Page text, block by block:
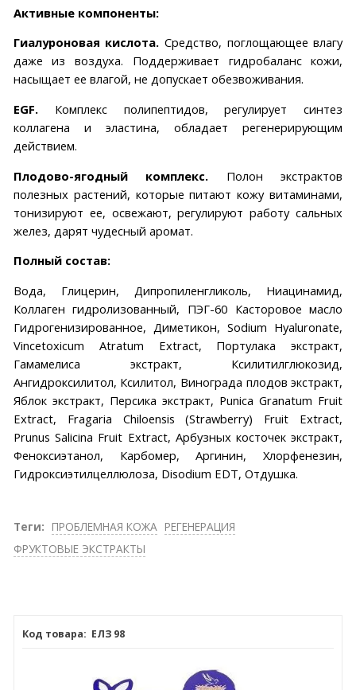
Активные компоненты:
Гиалуроновая кислота. Средство, поглощающее влагу
даже из воздуха. Поддерживает гидробаланс кожи,
насыщает ее влагой, не допускает обезвоживания.
EGF.Комплекс полипептидов, регулирует синтез
коллагена и эластина, обладает регенерирующим
действием.
Плодово-ягодный комплекс. Полон экстрактов
полезных растений, которые питают кожу витаминами,
тонизируют ее, освежают, регулируют работу сальных
желез, дарят чудесный аромат.
Полный состав:
Вода, Глицерин, Дипропиленгликоль, Ниацинамид,
Коллаген гидролизованный, ПЭГ-60 Касторовое масло
Гидрогенизированное, Диметикон, Sodium Hyaluronate,
Vincetoxicum Atratum Extract, Портулака экстракт,
Гамамелиса экстракт, Ксилитилглюкозид,
Ангидроксилитол, Ксилитол, Винограда плодов экстракт,
Яблок экстракт, Персика экстракт, Punica Granatum Fruit
Extract, Fragaria Chiloensis (Strawberry) Fruit Extract,
Prunus Salicina Fruit Extract, Арбузных косточек экстракт,
Феноксиэтанол, Карбомер, Аргинин, Хлорфенезин,
Гидроксиэтилцеллюлоза, Disodium EDT, Отдушка.
Теги: ПРОБЛЕМНАЯ КОЖА РЕГЕНЕРАЦИЯ
ФРУКТОВЫЕ ЭКСТРАКТЫ
ЕЛЗ 98